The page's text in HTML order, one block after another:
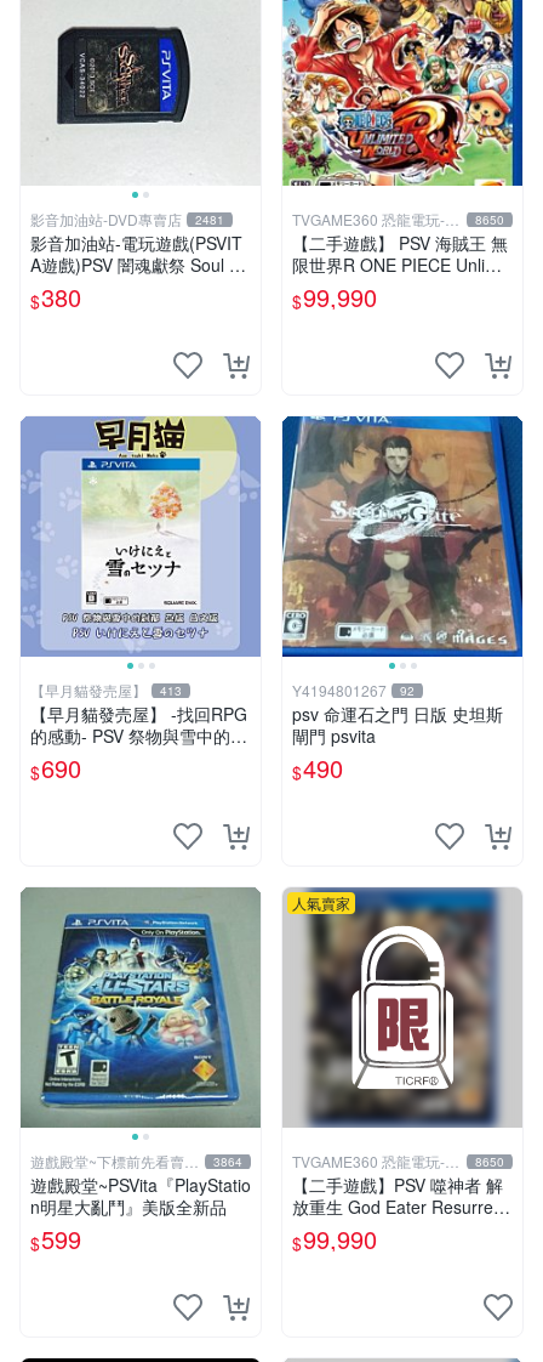
影音加油站-DVD專賣店 2481
影音加油站-電玩遊戲(PSVIT
A遊戲)PSV 闇魂獻祭 Soul Sa
crifice 日版/直購價380元/下
標就賣
$380
TVGAME360 恐龍電玩-台
中店
8650
【二手遊戲】 PSV 海賊王 無
限世界R ONE PIECE Unlimit
ed World 中文版【台中恐龍
電玩】
$99,990
【早月貓發売屋】 413
【早月貓發売屋】 -找回RPG
的感動- PSV 祭物與雪中的剎
那 亞版 日文版 ※現貨販售中※
SQUARE ENIX
$690
Y4194801267 92
psv 命運石之門 日版 史坦斯
閘門 psvita
$490
遊戲殿堂~下標前先看賣場
關於我
3864
遊戲殿堂~PSVita『PlayStatio
n明星大亂鬥』美版全新品
$599
人氣賣家
TVGAME360 恐龍電玩-台
中店
8650
【二手遊戲】PSV 噬神者 解
放重生 God Eater Resurrecti
on 日文版【台中恐龍電玩】
$99,990